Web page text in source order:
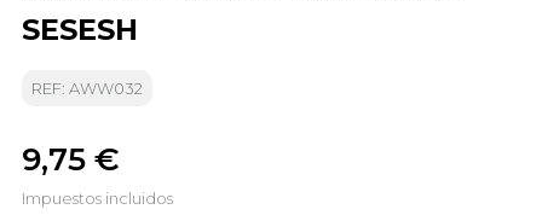
SESESH
REF: AWW032
9,75 €
Impuestos incluidos